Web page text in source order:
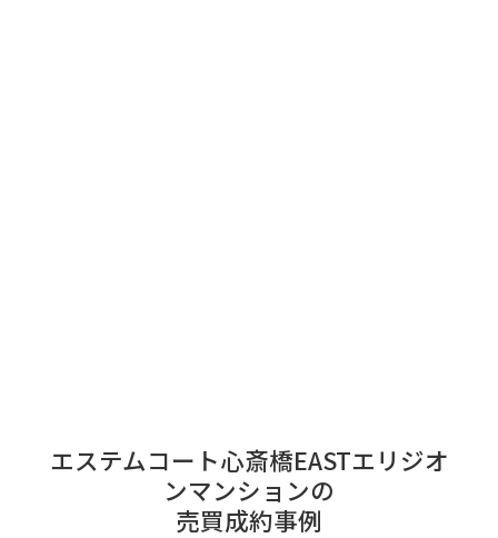
エステムコート心斎橋EASTエリジオ
ンマンションの
売買成約事例